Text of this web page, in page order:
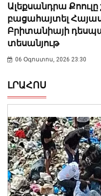
Ալեքսանդրա Քոուլը
բացահայտել
Բրիտանիայի
տեսանյութ
06 Օգոստոս, 2026 23:30
ԼՐԱՀՈՍ